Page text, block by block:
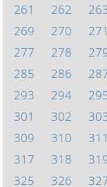
261
262
269
270 271
277
278
285
286
293
294
301
302
309
310 311
317
318
325
326